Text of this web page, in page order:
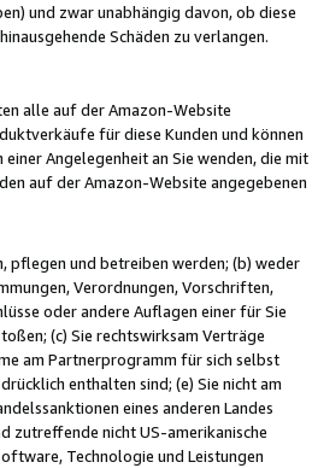
und zwar unabhängig davon, ob diese
Schäden zu verlangen.
alle auf der Amazon-Website
für diese Kunden und können
Angelegenheit an Sie wenden, die mit
auf der Amazon-Website angegebenen
pflegen und betreiben werden; (b) weder
Verordnungen, Vorschriften,
oder andere Auflagen einer für Sie
(c) Sie rechtswirksam Verträge
am Partnerprogramm für sich selbst
enthalten sind; (e) Sie nicht am
eines anderen Landes
zutreffende nicht US-amerikanische
Technologie und Leistungen